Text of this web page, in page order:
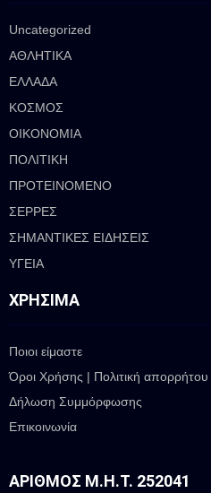
Uncategorized
ΑΘΛΗΤΙΚΑ
ΕΛΛΑΔΑ
ΚΟΣΜΟΣ
ΟΙΚΟΝΟΜΙΑ
ΠΟΛΙΤΙΚΗ
ΠΡΟΤΕΙΝΟΜΕΝΟ
ΣΕΡΡΕΣ
ΣΗΜΑΝΤΙΚΕΣ ΕΙΔΗΣΕΙΣ
ΥΓΕΙΑ
ΧΡΉΣΙΜΑ
Ποιοι είμαστε
Όροι Χρήσης | Πολιτική
Δήλωση Συμμόρφωσης
Επικοινωνία
ΑΡΙΘΜΌΣ Μ.Η.Τ. 252041